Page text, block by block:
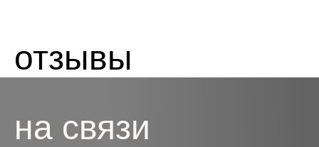
блокнот, да руки всё своё — за горстью
миндаля
отзывы
на связи